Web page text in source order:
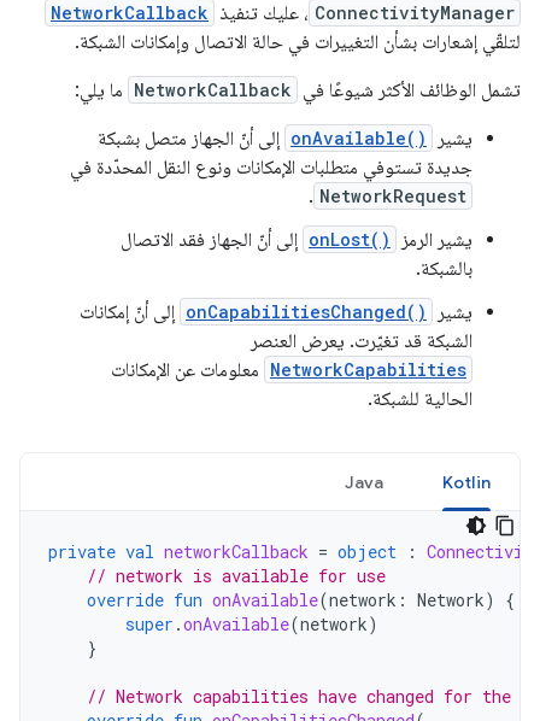
ConnectivityManager ، عليك تنفيذ NetworkCallback
لتلقّي إشعارات بشأن التغييرات في حالة الاتصال وإمكانات الشبكة.
تشمل الوظائف الأكثر شيوعًا في NetworkCallback ما يلي:
يشير
onAvailable() إلى أنّ الجهاز متصل بشبكة
جديدة تستوفي متطلبات الإمكانات ونوع النقل المحدّدة في
NetworkRequest
.
يشير الرمز
onLost() إلى أنّ الجهاز فقد الاتصال
بالشبكة.
يشير
onCapabilitiesChanged() إلى أنّ إمكانات
الشبكة قد تغيّرت. يعرض العنصر
NetworkCapabilities معلومات عن الإمكانات
الحالية للشبكة.
Kotlin
Java
private val networkCallback = object :
// network is available for use
override fun onAvailable(network : Network)
{
super .onAvailable(network)
}
// Network capabilities have changed for the